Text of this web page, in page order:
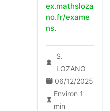
ex.mathsloza
no.fr/exame
ns.
S.
LOZANO
06/12/2025
Environ 1
min